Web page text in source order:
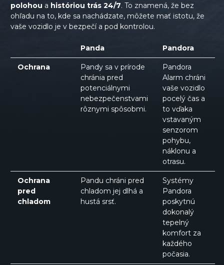
polohou a históriou trás 24/7. To znamená, že bez
ohľadu na to, kde sa nachádzate, môžete mať istotu, že
vaše vozidlo je v bezpečí a pod kontrolou.
Panda Pandora
Ochrana
Pandy sa v prírode
chránia pred
potenciálnymi
nebezpečenstvami
rôznymi spôsobmi.
Pandora
Alarm chráni
vaše vozidlo
pocelý čas a
to vďaka
vstavaným
senzorom
pohybu,
náklonu a
otrasu.
Ochrana
pred
chladom
Pandu chráni pred
chladom jej dlhá a
hustá srsť.
Systémy
Pandora
poskytnú
dokonalý
tepelný
komfort za
každého
počasia.